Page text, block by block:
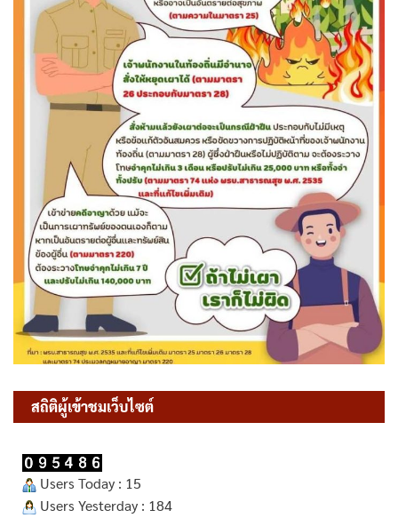
สถิติผู้เข้าชมเว็บไซต์
Users Today : 15
Users Yesterday : 184